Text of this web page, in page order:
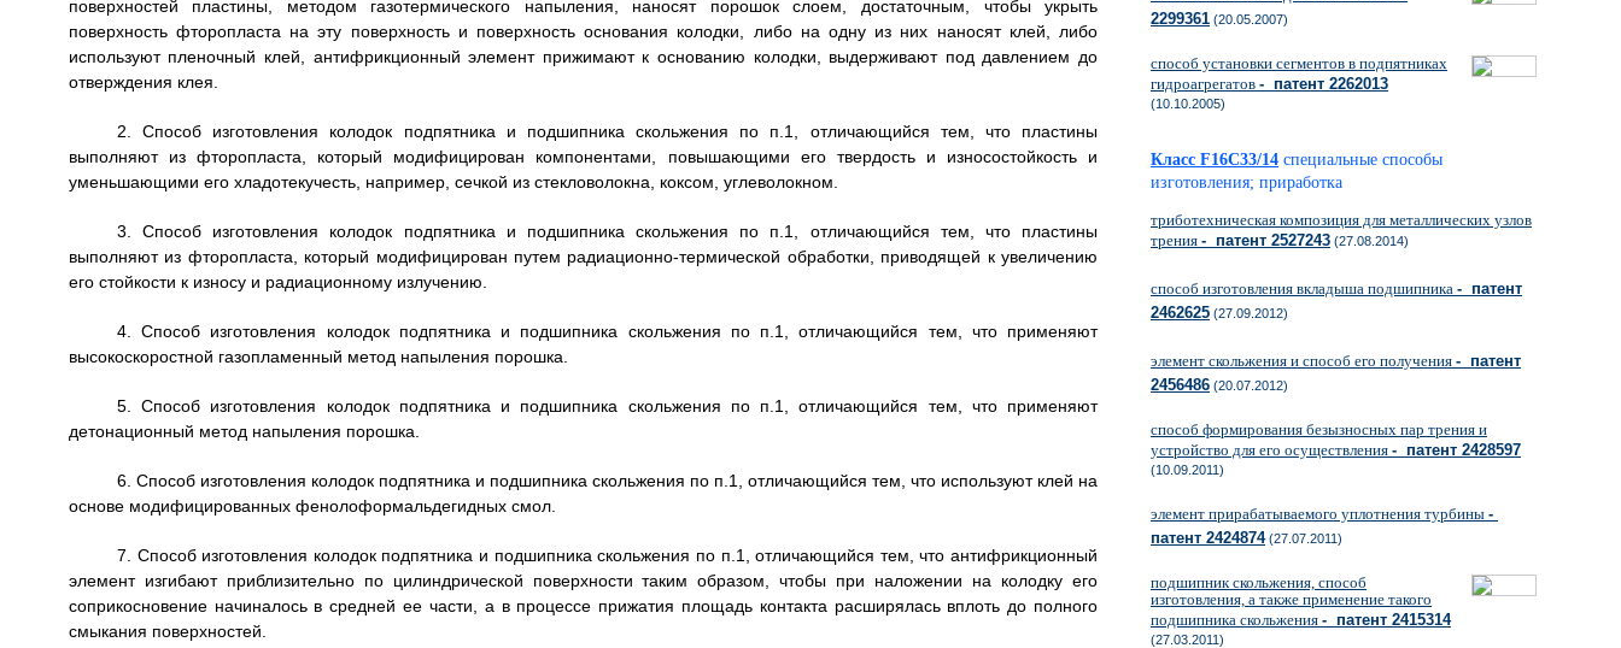
поверхностей пластины, методом газотермического напыления, наносят порошок слоем, достаточным, чтобы укрыть
поверхность фторопласта на эту поверхность и поверхность основания колодки, либо на одну из них наносят клей, либо
используют пленочный клей, антифрикционный элемент прижимают к основанию колодки, выдерживают под давлением до
отверждения клея.
2. Способ изготовления колодок подпятника и подшипника скольжения по п.1, отличающийся тем, что пластины
выполняют из фторопласта, который модифицирован компонентами, повышающими его твердость и износостойкость и
уменьшающими его хладотекучесть, например, сечкой из стекловолокна, коксом, углеволокном.
3. Способ изготовления колодок подпятника и подшипника скольжения по п.1, отличающийся тем, что пластины
выполняют из фторопласта, который модифицирован путем радиационно-термической обработки, приводящей к увеличению
его стойкости к износу и радиационному излучению.
4. Способ изготовления колодок подпятника и подшипника скольжения по п.1, отличающийся тем, что применяют
высокоскоростной газопламенный метод напыления порошка.
5. Способ изготовления колодок подпятника и подшипника скольжения по п.1, отличающийся тем, что применяют
детонационный метод напыления порошка.
6. Способ изготовления колодок подпятника и подшипника скольжения по п.1, отличающийся тем, что используют клей на
основе модифицированных фенолоформальдегидных смол.
7. Способ изготовления колодок подпятника и подшипника скольжения по п.1, отличающийся тем, что антифрикционный
элемент изгибают приблизительно по цилиндрической поверхности таким образом, чтобы при наложении на колодку его
соприкосновение начиналось в средней ее части, а в процессе прижатия площадь контакта расширялась вплоть до полного
смыкания поверхностей.
2299361 (20.05.2007)
способ установки сегментов в подпятниках
гидроагрегатов - патент 2262013
(10.10.2005)
Класс F16C33/14 специальные способы
изготовления; приработка
триботехническая композиция для металлических узлов
трения - патент 2527243 (27.08.2014)
способ изготовления вкладыша подшипника - патент
2462625 (27.09.2012)
элемент скольжения и способ его получения - патент
2456486 (20.07.2012)
способ формирования безызносных пар трения и
устройство для его осуществления - патент 2428597
(10.09.2011)
элемент прирабатываемого уплотнения турбины -
патент 2424874(27.07.2011)
подшипник скольжения, способ
изготовления, а также применение такого
подшипника скольжения - патент 2415314
(27.03.2011)